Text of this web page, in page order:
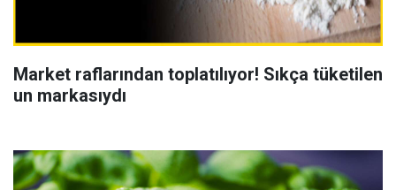
Market raflarından toplatılıyor! Sıkça tüketilen
un markasıydı